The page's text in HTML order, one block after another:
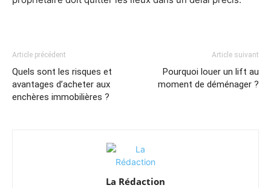
Article précédent
Quels sont les risques et
avantages d’acheter aux
enchères immobilières ?
Article suivant
Pourquoi louer un lift au
moment de déménager ?
La Rédaction